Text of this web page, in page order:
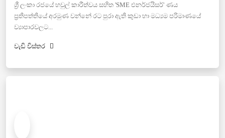
ශ්‍රී ලංකා රජයේ හවුල් කාරීත්වය සහිත 'SME එනර්ජයිසර්' ණය
ප්‍රතිපත්තියේ අරමුණ වන්නේ රට පුරා ඇති කුඩා හා මධ්‍යම පරිමාණයේ
ව්‍යාපාරවලට...
වැඩි විස්තර